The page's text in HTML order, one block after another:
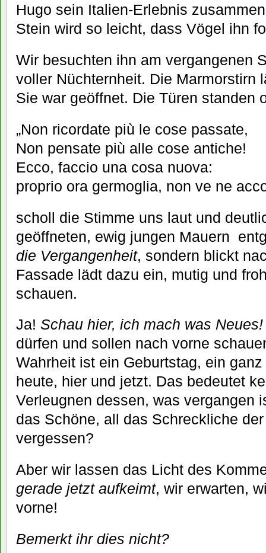
Hugo sein Italien-Erlebnis
Stein wird so leicht, dass Vögel ihn
Wir besuchten ihn am vergangenen
voller Nüchternheit. Die Marmorstirn
Sie war geöffnet. Die Türen standen
„Non ricordate più le cose passate,
Non pensate più alle cose antiche!
Ecco, faccio una cosa nuova:
proprio ora germoglia, non ve ne
scholl die Stimme uns laut und
geöffneten, ewig jungen Mauern
die Vergangenheit, sondern blickt
Fassade lädt dazu ein, mutig und
schauen.
Ja! Schau hier, ich mach was Neues!
dürfen und sollen nach vorne
Wahrheit ist ein Geburtstag, ein
heute, hier und jetzt. Das bedeutet
Verleugnen dessen, was vergangen
das Schöne, all das Schreckliche
vergessen?
Aber wir lassen das Licht des
gerade jetzt aufkeimt, wir erwarten,
vorne!
Bemerkt ihr dies nicht?